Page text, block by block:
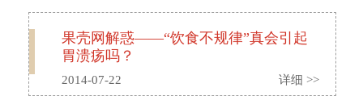
果壳网解惑——“饮食不规律”真会引起
胃溃疡吗？
2014-07-22 详细 >>